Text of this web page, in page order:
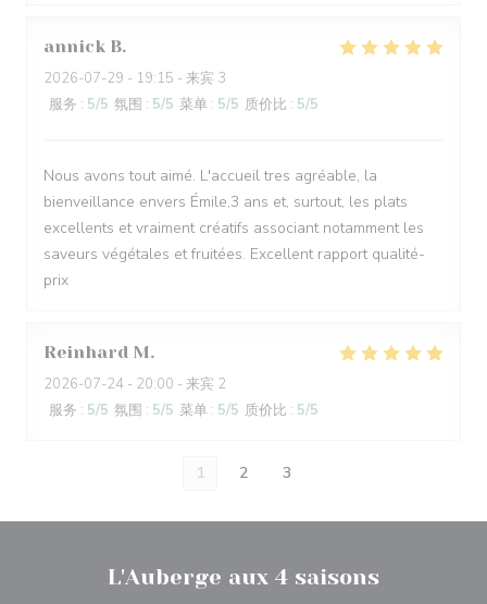
annick B
2026-07-29 - 19:15 - 来宾 3
服务 : 5/5 氛围 : 5/5 菜单 : 5/5 质价比 : 5/5
Nous avons tout aimé. L'accueil tres agréable, la
bienveillance envers Émile,3 ans et, surtout, les plats
excellents et vraiment créatifs associant notamment les
saveurs végétales et fruitées. Excellent rapport qualité-
prix
Reinhard M
2026-07-24 - 20:00 - 来宾 2
服务 : 5/5 氛围 : 5/5 菜单 : 5/5 质价比 : 5/5
1 2 3
L'Auberge aux 4 saisons